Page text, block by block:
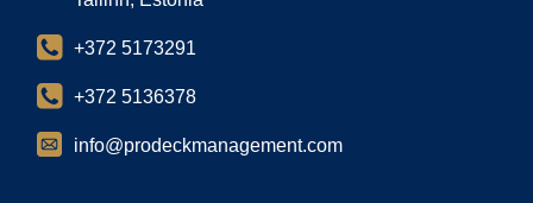
+372 5173291
+372 5136378
info@prodeckmanagement.com